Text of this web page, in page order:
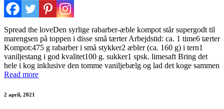
Spread the loveDen syrlige rabarber-æble kompot står supergodt til
marengsen på toppen i disse små tærter Arbejdstid: ca. 1 time6 tærter
Kompot:475 g rabarber i små stykker2 æbler (ca. 160 g) i tern1
vaniljestang i god kvalitet100 g. sukker1 spsk. limesaft Bring det
hele i kog inklusive den tomme vaniljebælg og lad det koge sammen
Read more
2 april, 2021